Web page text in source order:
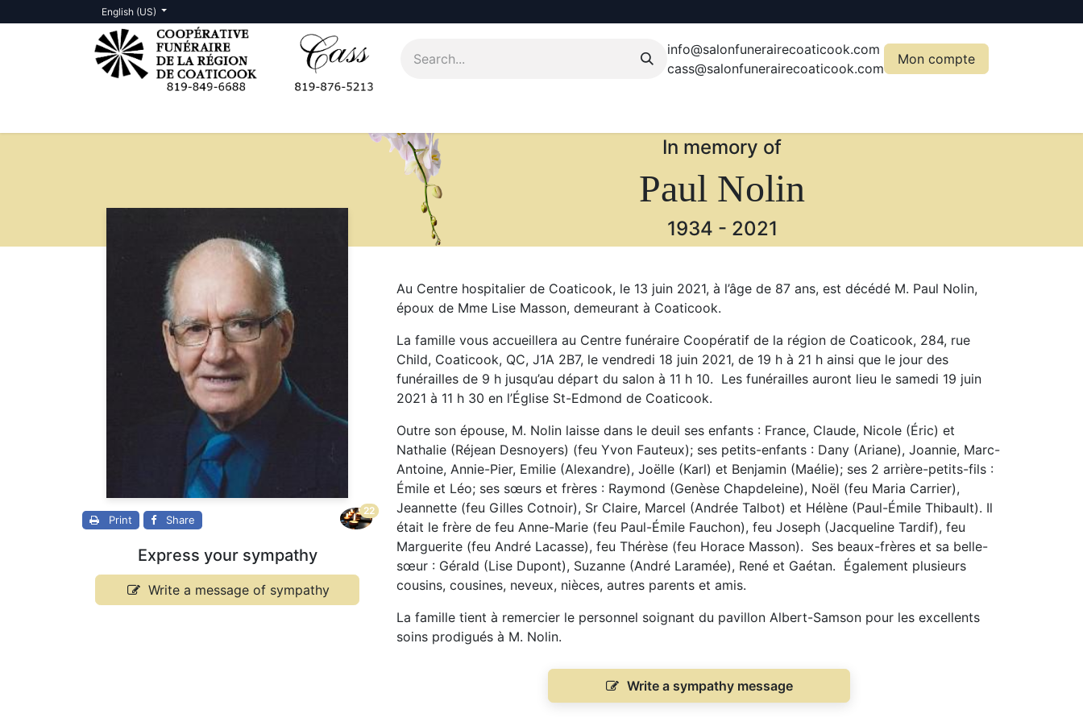
English (US)
info@salonfunerairecoaticook.com
cass@salonfunerairecoaticook.com
Mon compte
In memory of
Paul Nolin
1934 - 2021
Print Share
22
Express your sympathy
Write a message of sympathy
Au Centre hospitalier de Coaticook, le 13 juin 2021, à l’âge de 87 ans, est décédé M. Paul Nolin,
époux de Mme Lise Masson, demeurant à Coaticook.
La famille vous accueillera au Centre funéraire Coopératif de la région de Coaticook, 284, rue
Child, Coaticook, QC, J1A 2B7, le vendredi 18 juin 2021, de 19 h à 21 h ainsi que le jour des
funérailles de 9 h jusqu’au départ du salon à 11 h 10. Les funérailles auront lieu le samedi 19 juin
2021 à 11 h 30 en l’Église St-Edmond de Coaticook.
Outre son épouse, M. Nolin laisse dans le deuil ses enfants : France, Claude, Nicole (Éric) et
Nathalie (Réjean Desnoyers) (feu Yvon Fauteux); ses petits-enfants : Dany (Ariane), Joannie, Marc-
Antoine, Annie-Pier, Emilie (Alexandre), Joëlle (Karl) et Benjamin (Maélie); ses 2 arrière-petits-fils :
Émile et Léo; ses sœurs et frères : Raymond (Genèse Chapdeleine), Noël (feu Maria Carrier),
Jeannette (feu Gilles Cotnoir), Sr Claire, Marcel (Andrée Talbot) et Hélène (Paul-Émile Thibault). Il
était le frère de feu Anne-Marie (feu Paul-Émile Fauchon), feu Joseph (Jacqueline Tardif), feu
Marguerite (feu André Lacasse), feu Thérèse (feu Horace Masson). Ses beaux-frères et sa belle-
sœur : Gérald (Lise Dupont), Suzanne (André Laramée), René et Gaétan. Également plusieurs
cousins, cousines, neveux, nièces, autres parents et amis.
La famille tient à remercier le personnel soignant du pavillon Albert-Samson pour les excellents
soins prodigués à M. Nolin.
Write a sympathy message